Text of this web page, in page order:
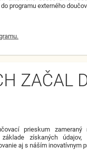
programu externého
ZAČAL
prieskum
získaných
aj s náším inovatívnym